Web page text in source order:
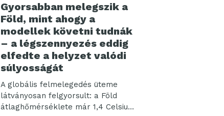
Gyorsabban melegszik a
Föld, mint ahogy a
modellek követni tudnák
– a légszennyezés eddig
elfedte a helyzet valódi
súlyosságát
A globális felmelegedés üteme
látványosan felgyorsult: a Föld
átlaghőmérséklete már 1,4 Celsius-